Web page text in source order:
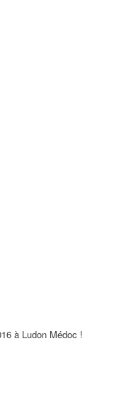
à Ludon Médoc !